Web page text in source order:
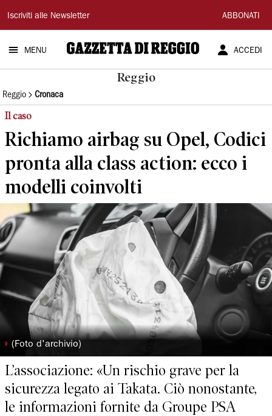
Gazzetta
di
Reggio
Iscriviti alle Newsletter ABBONATI
MENU ACCEDI
Reggio
Reggio Cronaca
Il caso
Richiamo airbag su Opel, Codici
pronta alla class action: ecco i
modelli coinvolti
◗ (Foto d'archivio)
L’associazione: «Un rischio grave per la
sicurezza legato ai Takata. Ciò nonostante,
le informazioni fornite da Groupe PSA